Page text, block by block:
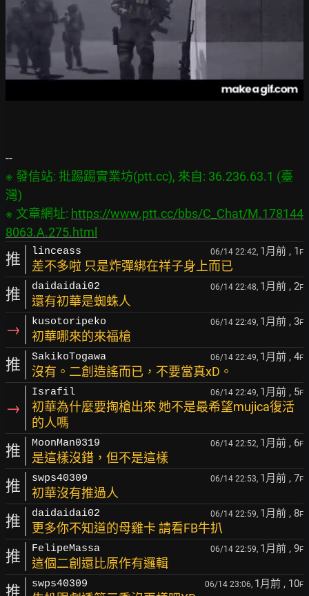
※ 發信站: 批踢踢實業坊(ptt.cc), 來自: 36.236.63.1 (臺
灣)
※ 文章網址: https://www.ptt.cc/bbs/C_Chat/M.178144
8063.A.275.html
推 linceass 06/14 22:42, 1月前 , 1 F
差不多啦 只是炸彈綁在祥子身上而已
推 daidaidai02 06/14 22:48, 1月前 , 2F
還有初華是蜘蛛人
→ kusotoripeko 06/14 22:49, 1月前 , 3F
初華哪來的來福槍
推 SakikoTogawa 06/14 22:49, 1月前 , 4F
沒有。二創造謠而已，不要當真xD。
→
Israfil 06/14 22:49, 1月前 , 5F
初華為什麼要掏槍出來 她不是最希望mujica復活
的人嗎
推 MoonMan0319 06/14 22:52, 1月前 , 6F
是這樣沒錯，但不是這樣
推 swps40309 06/14 22:53, 1月前 , 7F
初華沒有推過人
推 daidaidai02 06/14 22:59, 1月前 , 8F
更多你不知道的母雞卡 請看FB牛扒
推 FelipeMassa 06/14 22:59, 1月前 , 9F
這個二創還比原作有邏輯
推 swps40309 06/14 23:06, 1月前 , 10F